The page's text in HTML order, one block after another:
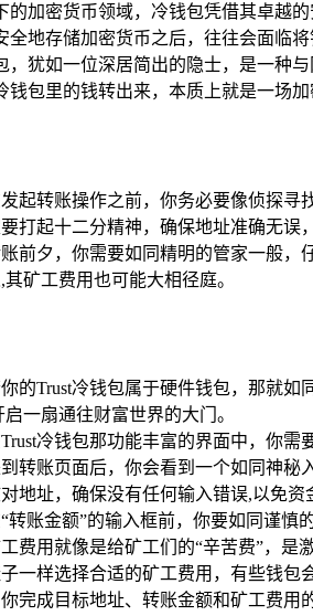
的加密货币领域，冷钱包凭借其卓越
全地存储加密货币之后，往往会面临
，犹如一位深居简出的隐士，是一种
包里的钱转出来，本质上就是一场
发起转账操作之前，你务必要像侦探
打起十二分精神，确保地址准确无误
账前夕，你需要如同精明的管家一般，
矿工费用也可能大相径庭。
你的Trust冷钱包属于硬件钱包，那就
一扇通往财富世界的大门。
Trust冷钱包那功能丰富的界面中，你需
到转账页面后，你会看到一个如同神秘
地址，确保没有任何输入错误,以免资
“转账金额”的输入框前，你要如同谨慎
工费用就像是给矿工们的“辛苦费”，
一样选择合适的矿工费用，有些钱包
你完成目标地址、转账金额和矿工费